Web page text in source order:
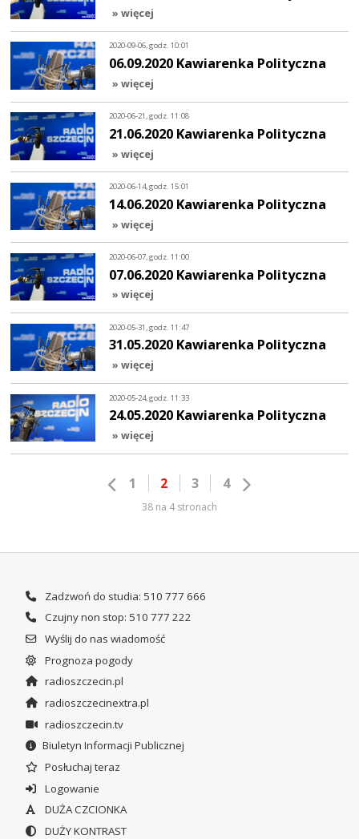
» więcej
2020-09-06, godz. 10:01
06.09.2020 Kawiarenka Polityczna
» więcej
2020-06-21, godz. 11:08
21.06.2020 Kawiarenka Polityczna
» więcej
2020-06-14, godz. 15:01
14.06.2020 Kawiarenka Polityczna
» więcej
2020-06-07, godz. 11:00
07.06.2020 Kawiarenka Polityczna
» więcej
2020-05-31, godz. 11:47
31.05.2020 Kawiarenka Polityczna
» więcej
2020-05-24, godz. 11:33
24.05.2020 Kawiarenka Polityczna
» więcej
1 2 3 4
38 na 4 stronach
Zadzwoń do studia: 510 777 666
Czujny non stop: 510 777 222
Wyślij do nas wiadomość
Prognoza pogody
radioszczecin.pl
radioszczecinextra.pl
radioszczecin.tv
Biuletyn Informacji Publicznej
Posłuchaj teraz
Logowanie
DUŻA CZCIONKA
DUŻY KONTRAST